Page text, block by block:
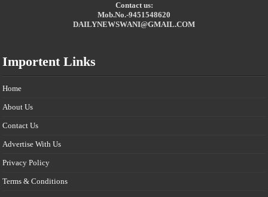
Contact us:
Mob.No.-9451548620
DAILYNEWSWANI@GMAIL.COM
Importent Links
Home
About Us
Contact Us
Advertise With Us
Privacy Policy
Terms & Conditions